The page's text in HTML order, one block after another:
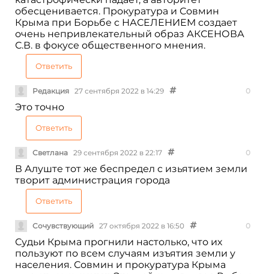
обесценивается. Прокуратура и Совмин
Крыма при Борьбе с НАСЕЛЕНИЕМ создает
очень непривлекательный образ АКСЕНОВА
С.В. в фокусе общественного мнения.
Ответить
Редакция 27 сентября 2022 в 14:29 0
Это точно
Ответить
Светлана 29 сентября 2022 в 22:17 0
В Алуште тот же беспредел с изьятием земли
творит администрация города
Ответить
Сочувствующий 27 октября 2022 в 16:50 0
Судьи Крыма прогнили настолько, что их
пользуют по всем случаям изъятия земли у
населения. Совмин и прокуратура Крыма